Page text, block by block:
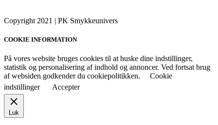
Copyright 2021 | PK Smykkeunivers
COOKIE INFORMATION
På vores website bruges cookies til at huske dine indstillinger,
statistik og personalisering af indhold og annoncer. Ved fortsat brug
af websiden godkender du cookiepolitikken.
Cookie
indstillinger
Accepter
Luk